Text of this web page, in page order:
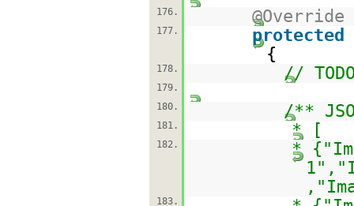
176.
@Override
177.
protected
{
178. //
179.
180.
/**
181. * [
182.
*
183.